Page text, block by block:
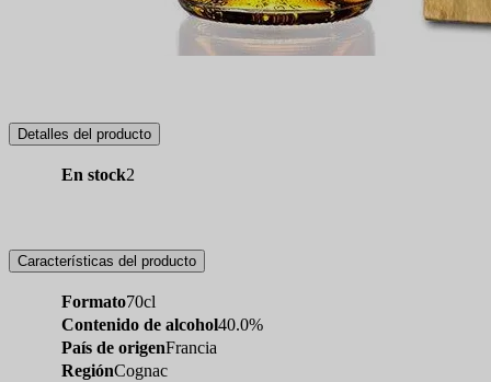
Detalles del producto
En stock2
Características del producto
Formato70cl
Contenido de alcohol40.0%
País de origenFrancia
RegiónCognac